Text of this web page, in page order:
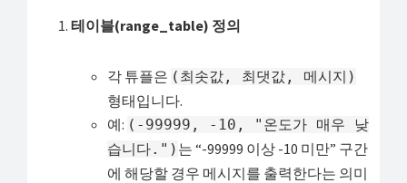
테이블(range_table) 정의
각 튜플은 (최솟값, 최댓값, 메시지)
형태입니다.
예: (-99999, -10, "온도가 매우 낮
습니다.") 는 “-99999 이상 -10 미만” 구간
에 해당할 경우 메시지를 출력한다는 의미